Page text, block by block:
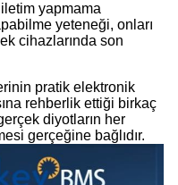
yapmama
yeteneği, onları
cihazlarında son
pratik elektronik
rehberlik ettiği birkaç
diyotların her
gerçeğine bağlıdır.